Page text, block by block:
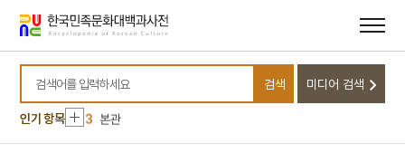
바로가기
바로가기
검색어를 입력하세요
검색 미디어 검색
인기 항목
10 강수곤
1 금성대군
2 박물관
3 본관
4 홍길민